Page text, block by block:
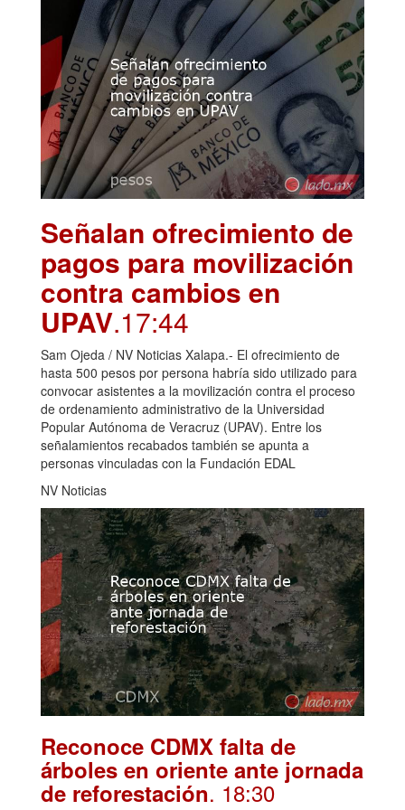
Señalan ofrecimiento de
pagos para movilización
contra cambios en
UPAV.17:44
Sam Ojeda / NV Noticias Xalapa.- El ofrecimiento de
hasta 500 pesos por persona habría sido utilizado para
convocar asistentes a la movilización contra el proceso
de ordenamiento administrativo de la Universidad
Popular Autónoma de Veracruz (UPAV). Entre los
señalamientos recabados también se apunta a
personas vinculadas con la Fundación EDAL
NV Noticias
Reconoce CDMX falta de
árboles en oriente ante jornada
de reforestación. 18:30